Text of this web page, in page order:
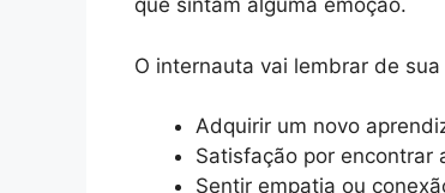
que sintam alguma emoção.
O internauta vai lembrar de
Adquirir um novo
Satisfação por encontrar
Sentir empatia ou